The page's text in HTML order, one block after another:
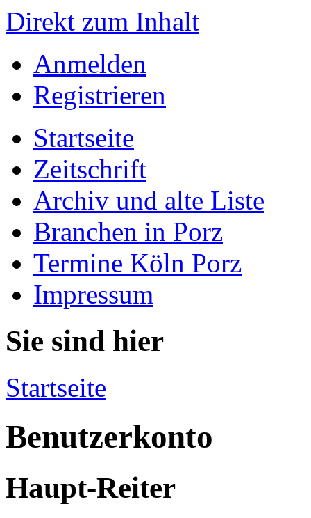
Direkt zum Inhalt
Anmelden
Registrieren
Startseite
Zeitschrift
Archiv und alte Liste
Branchen in Porz
Termine Köln Porz
Impressum
Sie sind hier
Startseite
Benutzerkonto
Haupt-Reiter